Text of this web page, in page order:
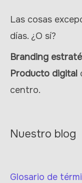
Las cosas
días. ¿O sí?
Branding
Producto digital
centro.
Nuestro blog
Glosario de